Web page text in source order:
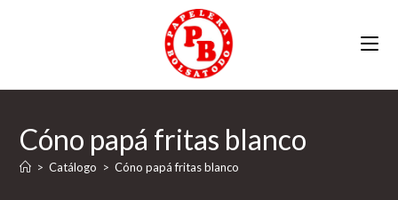
Cóno papá fritas blanco
> Catálogo > Cóno papá fritas blanco